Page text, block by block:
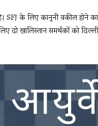
SFJ के लिए कानूनी वकील होने
खालिस्तान समर्थकों को